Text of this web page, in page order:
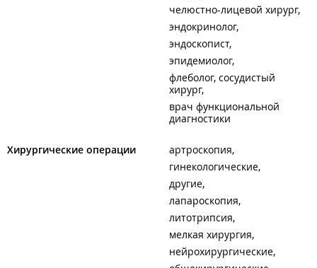
челюстно-лицевой хирург
эндокринолог
эндоскопист
эпидемиолог
флеболог, сосудистый
хирург
врач функциональной
диагностики
Хирургические операции
артроскопия
гинекологические
другие
лапароскопия
литотрипсия
мелкая хирургия
нейрохирургические